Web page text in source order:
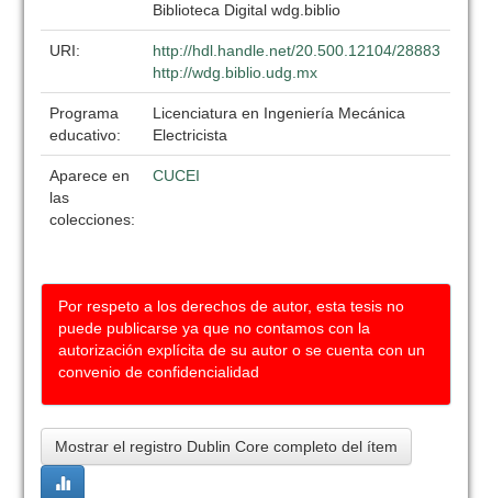
Biblioteca Digital wdg.biblio
URI:
http://hdl.handle.net/20.500.12104/28883
http://wdg.biblio.udg.mx
Programa
educativo:
Licenciatura en Ingeniería Mecánica
Electricista
Aparece en
las
colecciones:
CUCEI
Por respeto a los derechos de autor, esta tesis no
puede publicarse ya que no contamos con la
autorización explícita de su autor o se cuenta con un
convenio de confidencialidad
Mostrar el registro Dublin Core completo del ítem